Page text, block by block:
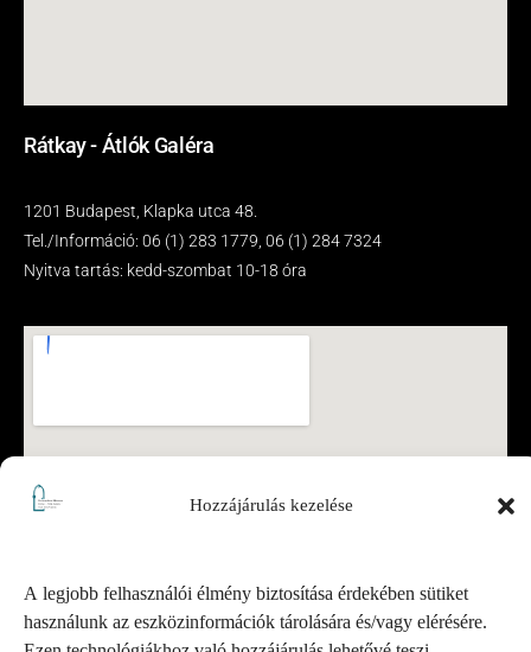
Hozzájárulás kezelése
A legjobb felhasználói élmény biztosítása érdekében sütiket
használunk az eszközinformációk tárolására és/vagy elérésére.
Rátkay - Átlók Galéra
1201 Budapest, Klapka utca 48.
Tel./Információ: 06 (1) 283 1779, 06 (1) 284 7324
Nyitva tartás: kedd-szombat 10-18 óra